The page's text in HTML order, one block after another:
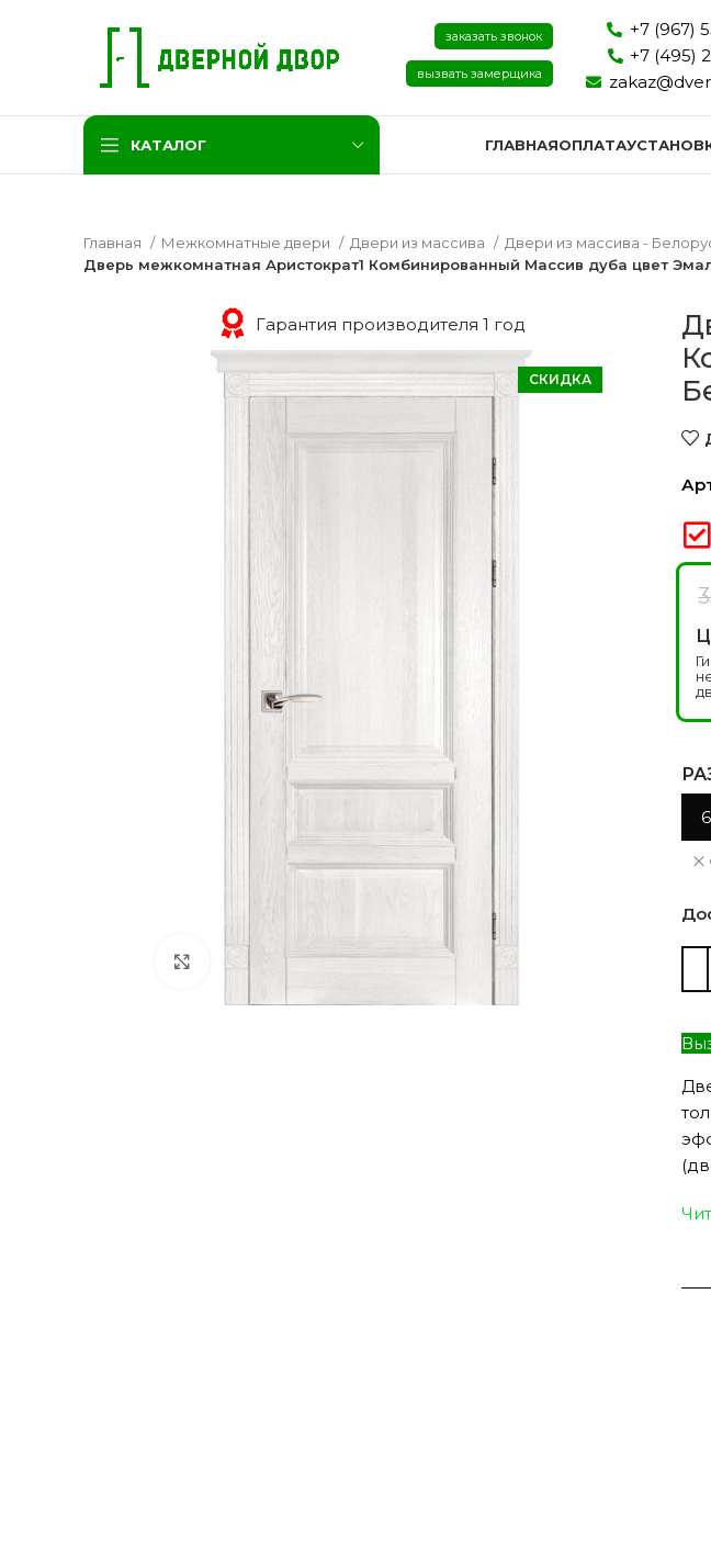
заказать звонок
вызвать замерщика
+7 (967)
+7 (495)
КАТАЛОГ
Двери эмаль
180 моделей
ГЛАВНАЯОПЛАТА
Главная Межкомнатные двери Двери из массива Двери из массива -
Дверь межкомнатная Аристократ1 Комбинированный Массив дуба цвет
Гарантия производителя 1 год
СКИДКА
Нажмите, чтобы увеличить